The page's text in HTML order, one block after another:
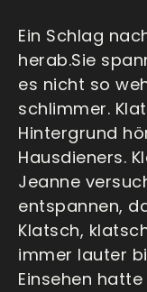
Ein Schlag
herab.Sie
es nicht so
schlimmer.
Hintergrund
Hausdieners.
Jeanne
entspannen,
Klatsch,
immer lauter
Einsehen